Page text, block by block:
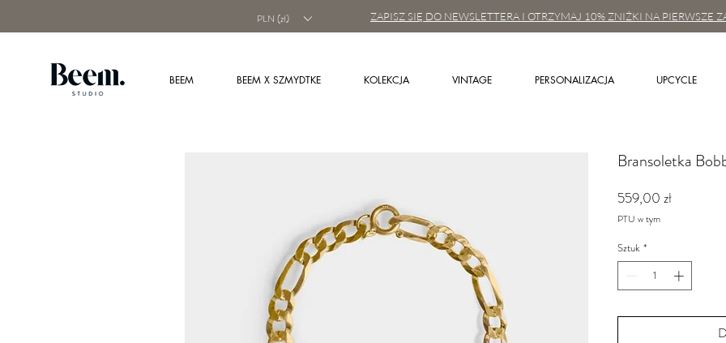
PLN (zł) ZAPISZ SIĘ DO NEWSLETTERA I OTRZYMAJ 10% ZNIŻKI NA PIERWSZE
BEEM BEEM X SZMYDTKE KOLEKCJA VINTAGE PERSONALIZACJA UPCYCLE
Bransoletka
559,00 złCena
PTU w tym
Sztuk *